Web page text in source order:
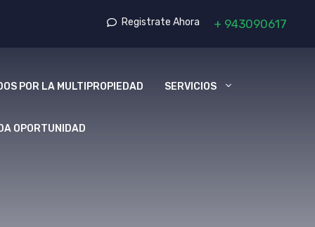
Registrate Ahora + 943090617
POR LA MULTIPROPIEDAD SERVICIOS
OPORTUNIDAD